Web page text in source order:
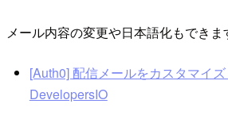
メール内容の変更や日本語化もできま
[Auth0] 配信メールをカスタマイ
DevelopersIO